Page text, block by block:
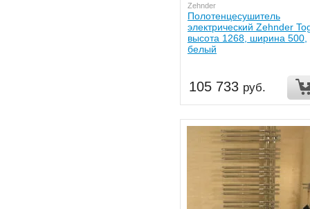
Zehnder
Полотенцесушитель
электрический Zehnder
высота 1268, ширина 500,
белый
105 733 руб.